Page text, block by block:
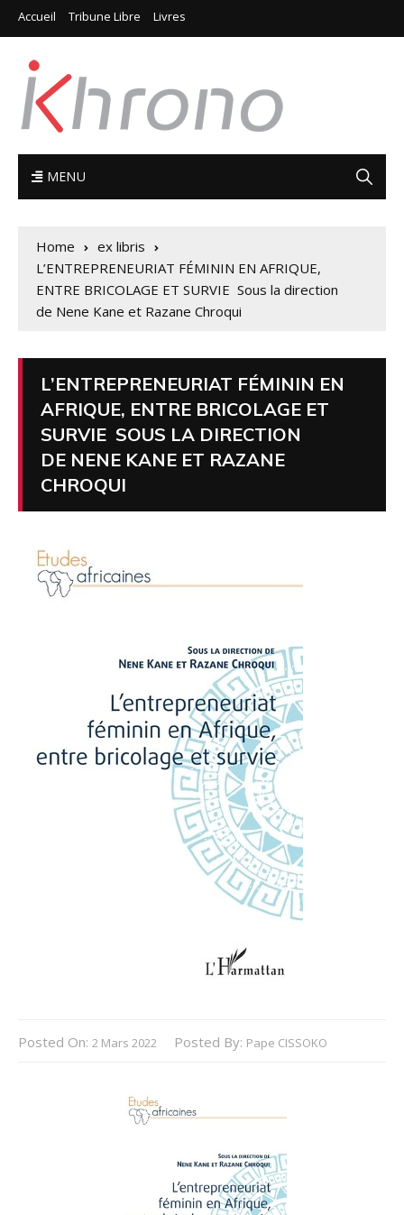
Accueil Tribune Libre Livres
MENU
Home
ex libris
L’ENTREPRENEURIAT FÉMININ EN AFRIQUE,
ENTRE BRICOLAGE ET SURVIE Sous la direction
de Nene Kane et Razane Chroqui
L’ENTREPRENEURIAT FÉMININ EN
AFRIQUE, ENTRE BRICOLAGE ET
SURVIE SOUS LA DIRECTION
DE NENE KANE ET RAZANE
CHROQUI
Posted On: 2 Mars 2022 Posted By: Pape CISSOKO